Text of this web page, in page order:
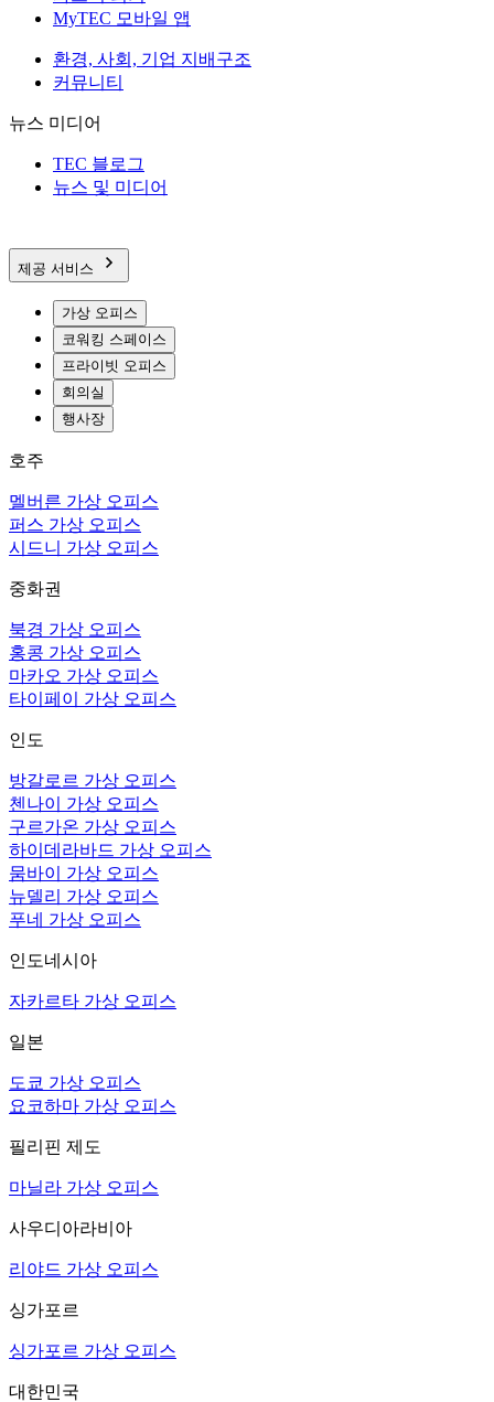
MyTEC 모바일 앱
환경, 사회, 기업 지배구조
커뮤니티
뉴스 미디어
TEC 블로그
뉴스 및 미디어
제공 서비스
가상 오피스
코워킹 스페이스
프라이빗 오피스
회의실
행사장
호주
멜버른 가상 오피스
퍼스 가상 오피스
시드니 가상 오피스
중화권
북경 가상 오피스
홍콩 가상 오피스
마카오 가상 오피스
타이페이 가상 오피스
인도
방갈로르 가상 오피스
첸나이 가상 오피스
구르가온 가상 오피스
하이데라바드 가상 오피스
뭄바이 가상 오피스
뉴델리 가상 오피스
푸네 가상 오피스
인도네시아
자카르타 가상 오피스
일본
도쿄 가상 오피스
요코하마 가상 오피스
필리핀 제도
마닐라 가상 오피스
사우디아라비아
리야드 가상 오피스
싱가포르
싱가포르 가상 오피스
대한민국